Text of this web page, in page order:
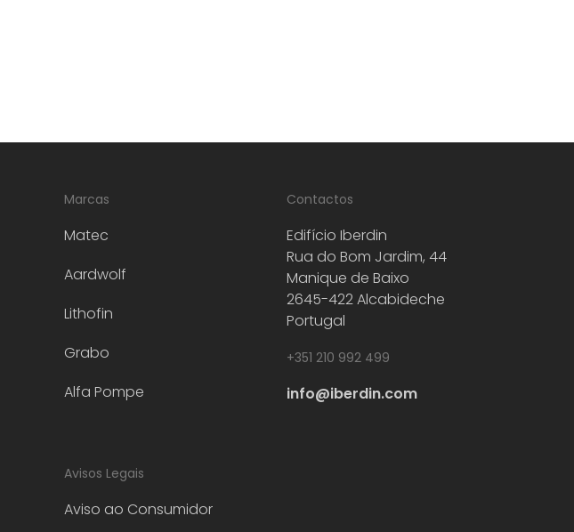
Marcas
Matec
Aardwolf
Lithofin
Grabo
Alfa Pompe
Avisos Legais
Aviso ao Consumidor
Contactos
Edifício Iberdin
Rua do Bom Jardim, 44
Manique de Baixo
2645-422 Alcabideche
Portugal
+351 210 992 499
info@iberdin.com